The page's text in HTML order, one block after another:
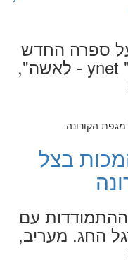
ספרה החדש
"אימהות לסבית בישראל" ynet - לאשה",
10 המכות בצל
עם
החג. מעריב,